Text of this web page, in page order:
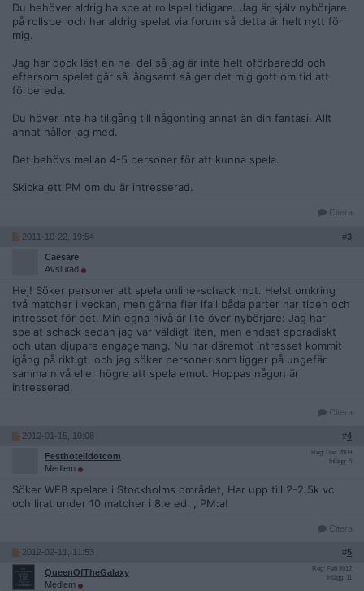
Du behöver aldrig ha spelat rollspel tidigare. Jag är själv nybörjare
på rollspel och har aldrig spelat via forum så detta är helt nytt för
mig.
Jag har dock läst en hel del så jag är inte helt oförberedd och
eftersom spelet går så långsamt så ger det mig gott om tid att
förbereda.
Du höver inte ha tillgång till någonting annat än din fantasi. Allt
annat håller jag med.
Det behövs mellan 4-5 personer för att kunna spela.
Skicka ett PM om du är intresserad.
Citera
2011-10-22, 19:54 #3
Caesare
Avslutad
Hej! Söker personer att spela online-schack mot. Helst omkring
två matcher i veckan, men gärna fler ifall båda parter har tiden och
intresset för det. Min egna nivå är lite över nybörjare: Jag har
spelat schack sedan jag var väldigt liten, men endast sporadiskt
och utan djupare engagemang. Nu har däremot intresset kommit
igång på riktigt, och jag söker personer som ligger på ungefär
samma nivå eller högre att spela emot. Hoppas någon är
intresserad.
Citera
2012-01-15, 10:08 #4
Festhotelldotcom
Medlem
Reg: Dec 2009
Inlägg: 5
Söker WFB spelare i Stockholms området, Har upp till 2-2,5k vc
och lirat under 10 matcher i 8:e ed. , PM:a!
Citera
2012-02-11, 11:53 #5
QueenOfTheGalaxy
Medlem
Reg: Feb 2012
Inlägg: 11